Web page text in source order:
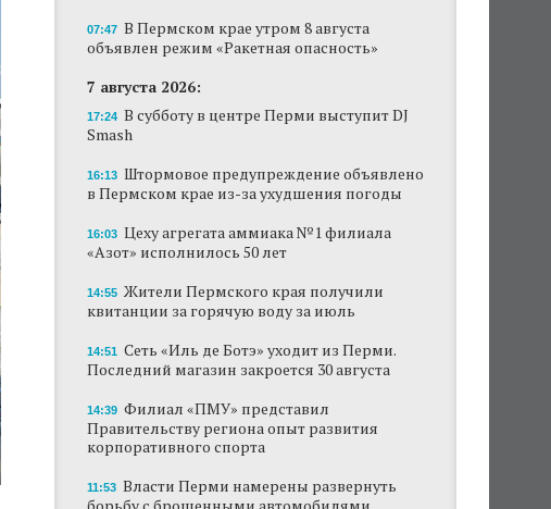
с брошенными автомобилями
на 30%
Власти вернулись к проекту большого
07:47 В Пермском крае утром 8 августа
объявлен режим «Ракетная опасность»
7 августа 2026:
17:24 В субботу в центре Перми выступит DJ
Smash
16:13 Штормовое предупреждение объявлено
в Пермском крае из-за ухудшения погоды
16:03 Цеху агрегата аммиака №1 филиала
«Азот» исполнилось 50 лет
14:55 Жители Пермского края получили
квитанции за горячую воду за июль
14:51 Сеть «Иль де Ботэ» уходит из Перми.
Последний магазин закроется 30 августа
14:39 Филиал «ПМУ» представил
Правительству региона опыт развития
корпоративного спорта
11:53 Власти Перми намерены развернуть